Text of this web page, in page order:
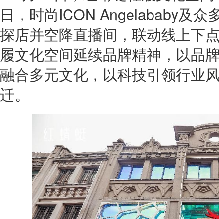
日，时尚ICON Angelababy及众
探店并空降直播间，联动线上下
履文化空间延续品牌精神，以品
融合多元文化，以科技引领行业
迁。